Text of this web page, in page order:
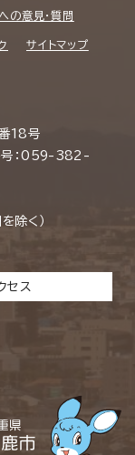
の意見・質問
サイトマップ
18号
号：059-382-
除く）
セス